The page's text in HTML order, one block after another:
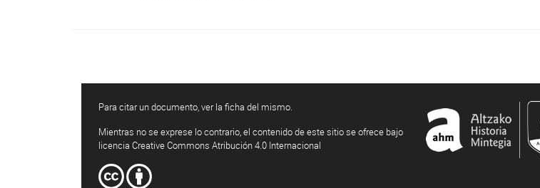
Para citar un documento, ver la ficha del mismo.
Mientras no se exprese lo contrario, el contenido de este sitio se ofrece bajo
licencia Creative Commons Atribución 4.0 Internacional